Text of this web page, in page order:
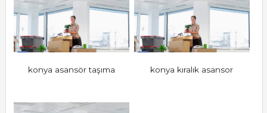
konya asansör taşıma konya kıralık asansor